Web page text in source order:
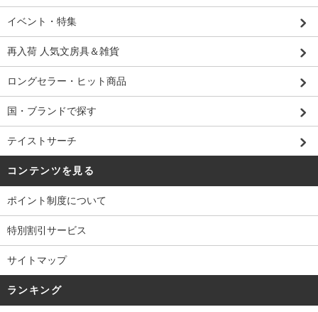
イベント・特集
再入荷 人気文房具＆雑貨
ロングセラー・ヒット商品
国・ブランドで探す
テイストサーチ
コンテンツを見る
ポイント制度について
特別割引サービス
サイトマップ
ランキング